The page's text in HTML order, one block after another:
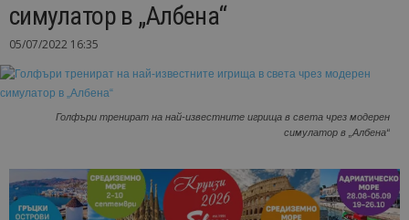
симулатор в „Албена“
05/07/2022 16:35
Голфъри тренират на най-известните игрища в света чрез модерен
симулатор в „Албена“